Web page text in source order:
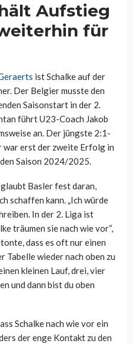
Aufstieg
für
ist Schalke auf der
Der Belgier musste den
Saisonstart in der 2.
führt U23-Coach Jakob
an. Der jüngste 2:1-
war erst der zweite Erfolg in
Saison 2024/2025.
Basler fest daran,
schaffen kann. „Ich würde
In der 2. Liga ist
träumen sie nach wie vor“,
dass es oft nur einen
Tabelle wieder nach oben zu
kleinen Lauf, drei, vier
und dann bist du oben
Schalke nach wie vor ein
der enge Kontakt zu den